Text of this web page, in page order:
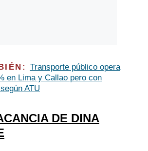
Transporte público opera
en Lima y Callao pero con
ATU
DE DINA